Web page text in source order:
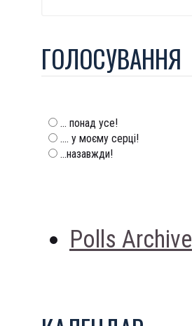
ГОЛОСУВАННЯ
... понад усе!
.... у моєму серці!
...назавжди!
Polls Archive